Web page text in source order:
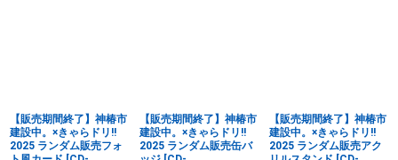
【販売期間終了】神椿市
建設中。×きゃらドリ!!
2025 ランダム販売フォ
【販売期間終了】神椿市
建設中。×きゃらドリ!!
2025 ランダム販売缶バ
【販売期間終了】神椿市
建設中。×きゃらドリ!!
2025 ランダム販売アク